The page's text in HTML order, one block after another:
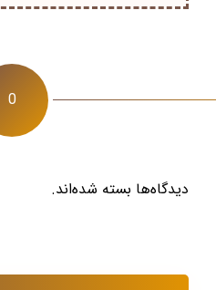
0
دیدگاه‌ها بسته شده‌اند.